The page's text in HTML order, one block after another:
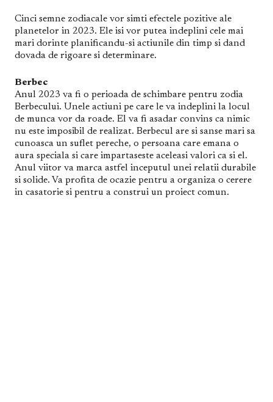
Cinci semne zodiacale vor simti efectele pozitive ale
planetelor in 2023. Ele isi vor putea indeplini cele mai
mari dorinte planificandu-si actiunile din timp si dand
dovada de rigoare si determinare.
Berbec
Anul 2023 va fi o perioada de schimbare pentru zodia
Berbecului. Unele actiuni pe care le va indeplini la locul
de munca vor da roade. El va fi asadar convins ca nimic
nu este imposibil de realizat. Berbecul are si sanse mari sa
cunoasca un suflet pereche, o persoana care emana o
aura speciala si care impartaseste aceleasi valori ca si el.
Anul viitor va marca astfel inceputul unei relatii durabile
si solide. Va profita de ocazie pentru a organiza o cerere
in casatorie si pentru a construi un proiect comun.